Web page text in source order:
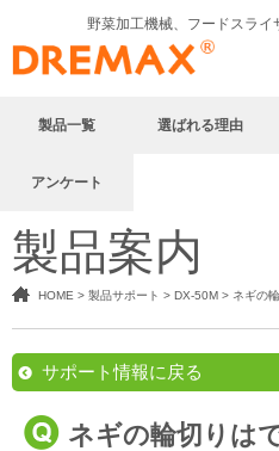
野菜加工機械、フードスライ
製品一覧 選ばれる理由
アンケート
製品案内
HOME > 製品サポート > DX-50M > ネギの
サポート情報に戻る
ネギの輪切りは